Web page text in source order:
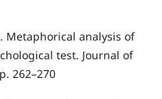
Metaphorical analysis of
test. Journal of
262–270